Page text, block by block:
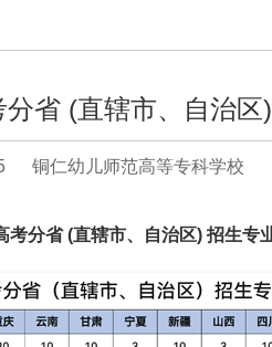
省 (直辖市、自治
铜仁幼儿师范高等专科学校
分省 (直辖市、自治区) 招生专